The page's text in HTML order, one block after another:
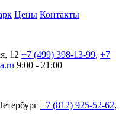
Цены Контакты
12 +7 (499) 398-13-99, +7
9:00 - 21:00
+7 (812) 925-52-62,